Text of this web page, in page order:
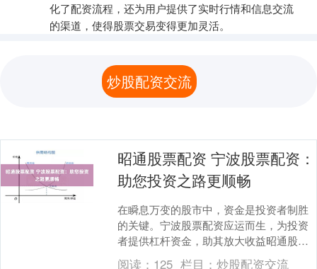
化了配资流程，还为用户提供了实时行情和信息交流
的渠道，使得股票交易变得更加灵活。
炒股配资交流
昭通股票配资 宁波股票配资：
助您投资之路更顺畅
在瞬息万变的股市中，资金是投资者制胜
的关键。宁波股票配资应运而生，为投资
者提供杠杆资金，助其放大收益昭通股票
配资，提升投资效率。 * **监管合规：**平
阅读： 125 栏目： 炒股配资交流